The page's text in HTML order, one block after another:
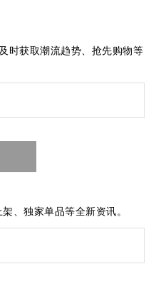
时获取潮流趋势、抢先购物等
、独家单品等全新资讯。